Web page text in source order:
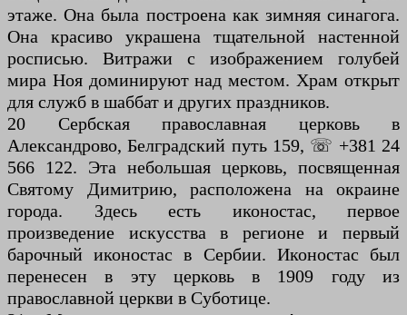
этаже. Она была построена как зимняя синагога.
Она красиво украшена тщательной настенной
росписью. Витражи с изображением голубей
мира Ноя доминируют над местом. Храм открыт
для служб в шаббат и других праздников.
20 Сербская православная церковь в
Александрово, Белградский путь 159, ☏ +381 24
566 122. Эта небольшая церковь, посвященная
Святому Димитрию, расположена на окраине
города. Здесь есть иконостас, первое
произведение искусства в регионе и первый
барочный иконостас в Сербии. Иконостас был
перенесен в эту церковь в 1909 году из
православной церкви в Суботице.